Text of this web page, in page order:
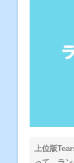
上位版